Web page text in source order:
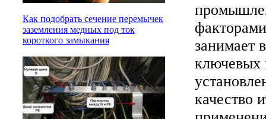
Как подобрать сечение перемычек
заземления медных под ток
короткого замыкания
занимает
ключевых
качество